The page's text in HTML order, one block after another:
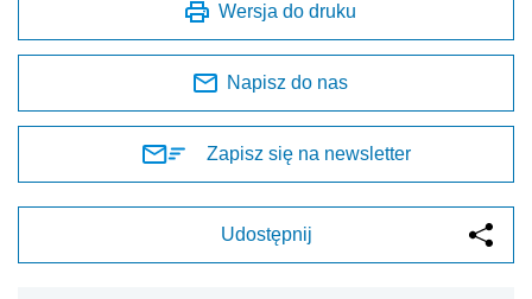
Wersja do druku
Napisz do nas
Zapisz się na newsletter
Udostępnij